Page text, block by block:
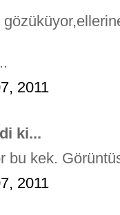
2011
ki...
bu kek.
2011